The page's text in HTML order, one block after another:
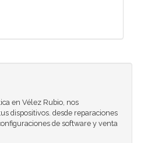
en Vélez Rubio, nos
dispositivos. desde reparaciones
de software y venta